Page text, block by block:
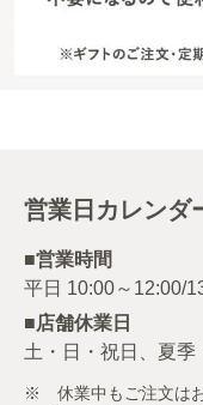
営業日カレンダ
■営業時間
■店舗休業日
土・日・祝日、夏季
※ 休業中もご注文は